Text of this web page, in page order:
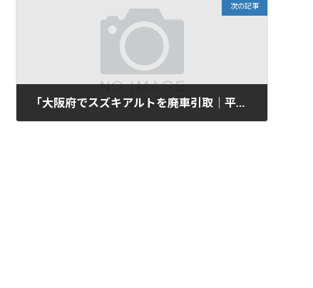
次の記事
「大阪府でスズキアルトを廃車引取｜平成30年式・5万km」